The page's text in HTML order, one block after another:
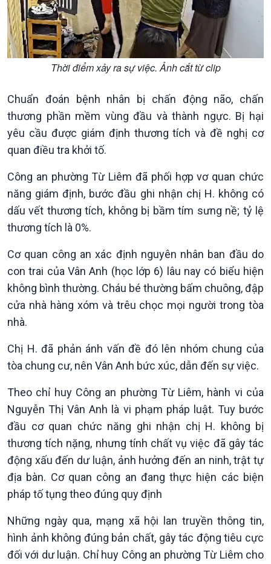
Kinh tế
Tin Kinh tế
Trước giờ mở cửa
Dòng chảy Kinh tế
Sức sống hàng Việt
Khởi nghiệp
Tuyên chiến với gian lận
thương mại
Nông nghiệp & Biển đảo
Mùa vàng
Biển đảo Việt Nam
Tâm tình biên giới và hải
đảo
Xã hội
Tin Đời sống & Xã hội
360 độ Sức khỏe
Chuyển đổi Xanh
Tài nguyên và Môi trường
Chuyên gia của bạn
Xã hội chuyển động
Bước chân đến trường
Khoa học & Công nghệ
Tin Khoa học & Công nghệ
Kết nối công nghệ
Sống chung với biến đổi
khí hậu
Thời điểm xảy ra sự việc. Ảnh cắt từ clip
Chuẩn đoán bệnh nhân bị chấn động não, chấn
thương phần mềm vùng đầu và thành ngực. Bị hại
yêu cầu được giám định thương tích và đề nghị cơ
quan điều tra khởi tố.
Công an phường Từ Liêm đã phối hợp vơ quan chức
năng giám định, bước đầu ghi nhận chị H. không có
dấu vết thương tích, không bị bầm tím sưng nề; tỷ lệ
thương tích là 0%.
Cơ quan công an xác định nguyên nhân ban đầu do
con trai của Vân Anh (học lớp 6) lâu nay có biểu hiện
không bình thường. Cháu bé thường bấm chuông, đập
cửa nhà hàng xóm và trêu chọc mọi người trong tòa
nhà.
Chị H. đã phản ánh vấn đề đó lên nhóm chung của
tòa chung cư, nên Vân Anh bức xúc, dẫn đến sự việc.
Theo chỉ huy Công an phường Từ Liêm, hành vi của
Nguyễn Thị Vân Anh là vi phạm pháp luật. Tuy bước
đầu cơ quan chức năng ghi nhận chị H. không bị
thương tích nặng, nhưng tính chất vụ việc đã gây tác
động xấu đến dư luận, ảnh hưởng đến an ninh, trật tự
địa bàn. Cơ quan công an đang thực hiện các biện
pháp tố tụng theo đúng quy định
Những ngày qua, mạng xã hội lan truyền thông tin,
hình ảnh không đúng bản chất, gây tác động tiêu cực
đối với dư luận. Chỉ huy Công an phường Từ Liêm cho